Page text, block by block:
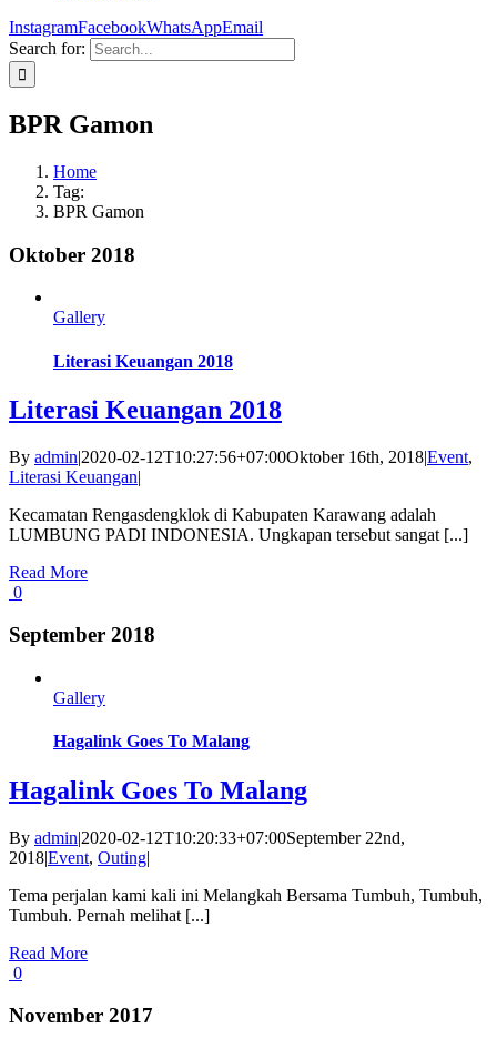
InstagramFacebookWhatsAppEmail
Search for:
BPR Gamon
Home
Tag:
BPR Gamon
Oktober 2018
Gallery
Literasi Keuangan 2018
Literasi Keuangan 2018
By admin|2020-02-12T10:27:56+07:00Oktober 16th, 2018|Event,
Literasi Keuangan|
Kecamatan Rengasdengklok di Kabupaten Karawang adalah
LUMBUNG PADI INDONESIA. Ungkapan tersebut sangat [...]
Read More
0
September 2018
Gallery
Hagalink Goes To Malang
Hagalink Goes To Malang
By admin|2020-02-12T10:20:33+07:00September 22nd,
2018|Event, Outing|
Tema perjalan kami kali ini Melangkah Bersama Tumbuh, Tumbuh,
Tumbuh. Pernah melihat [...]
Read More
0
November 2017